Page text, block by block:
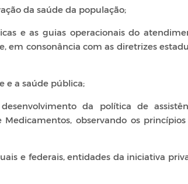
da saúde da população;
e as guias operacionais do
em consonância com as diretrizes
e a saúde pública;
da política de
observando os
e federais, entidades da iniciativa